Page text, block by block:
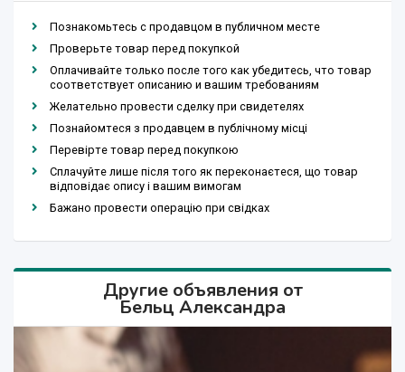
Познакомьтесь с продавцом в публичном месте
Проверьте товар перед покупкой
Оплачивайте только после того как убедитесь, что товар
соответствует описанию и вашим требованиям
Желательно провести сделку при свидетелях
Познайомтеся з продавцем в публічному місці
Перевірте товар перед покупкою
Сплачуйте лише після того як переконаєтеся, що товар
відповідає опису і вашим вимогам
Бажано провести операцію при свідках
Другие объявления от
Бельц Александра